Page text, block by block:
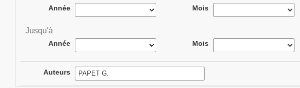
Année Mois
Jusqu'à
Année Mois
Auteurs